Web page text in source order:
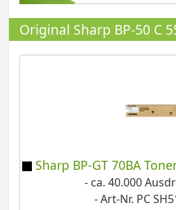
Original Sharp BP-50 C
Sharp BP-GT 70BA
- ca. 40.000
- Art-Nr. PC